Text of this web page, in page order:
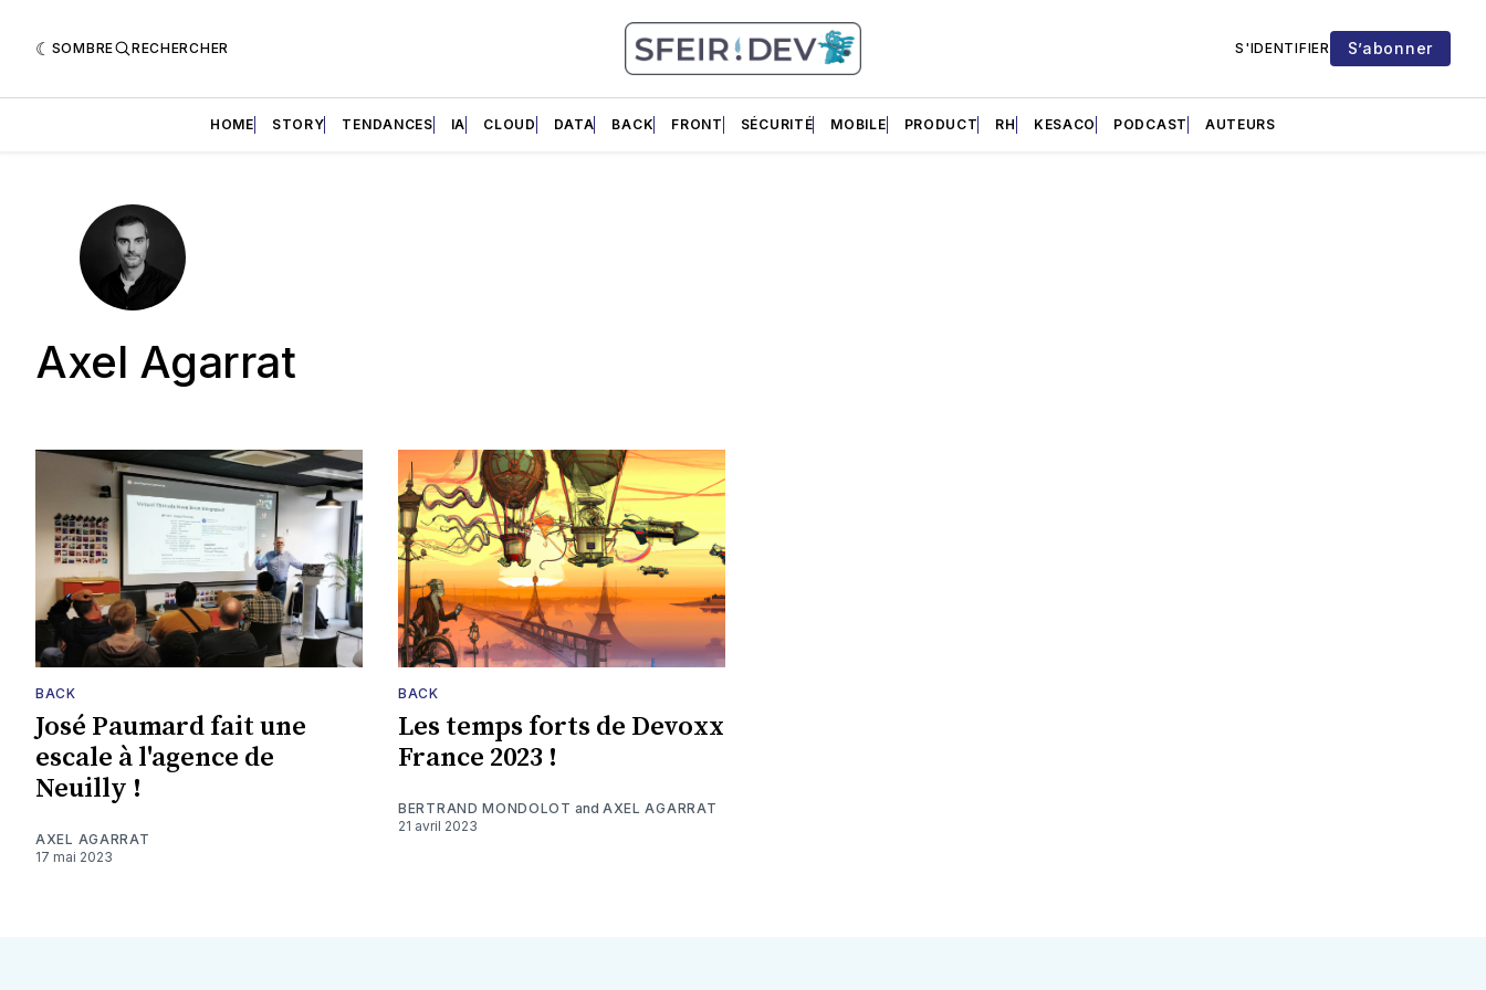
SOMBRE RECHERCHER S'IDENTIFIER S’abonner
HOME STORY TENDANCES IA CLOUD DATA BACK FRONT SÉCURITÉ MOBILE PRODUCT RH KESACO PODCAST AUTEURS
Axel Agarrat
BACK
José Paumard fait une
escale à l'agence de
Neuilly !
AXEL AGARRAT
17 mai 2023
BACK
Les temps forts de Devoxx
France 2023 !
BERTRAND MONDOLOT and AXEL AGARRAT
21 avril 2023